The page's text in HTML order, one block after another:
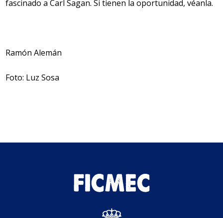
fascinado a Carl Sagan. Si tienen la oportunidad, véanla.
Ramón Alemán
Foto: Luz Sosa